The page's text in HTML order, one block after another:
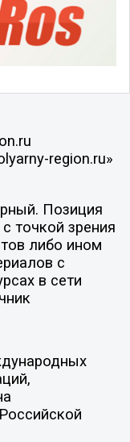
region.ru»
Позиция
точкой зрения
либо ином
с
в сети